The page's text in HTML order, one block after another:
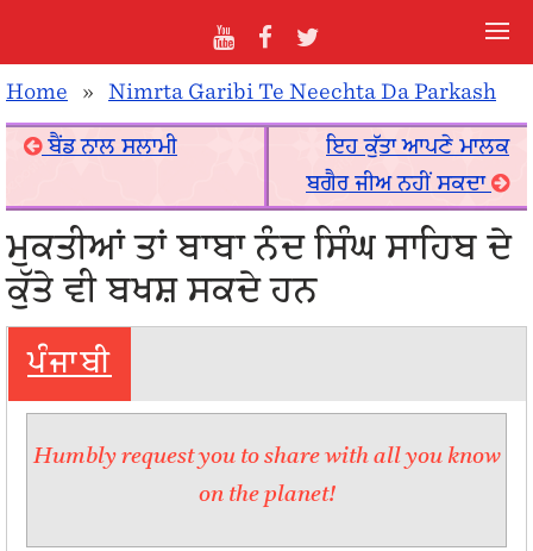
Home » Nimrta Garibi Te Neechta Da Parkash
ਬੈਂਡ ਨਾਲ ਸਲਾਮੀ
ਇਹ ਕੁੱਤਾ ਆਪਣੇ ਮਾਲਕ
ਬਗੈਰ ਜੀਅ ਨਹੀਂ ਸਕਦਾ
ਮੁਕਤੀਆਂ ਤਾਂ ਬਾਬਾ ਨੰਦ ਸਿੰਘ ਸਾਹਿਬ ਦੇ
ਕੁੱਤੇ ਵੀ ਬਖਸ਼ ਸਕਦੇ ਹਨ
ਪੰਜਾਬੀ
Humbly request you to share with all you know
on the planet!